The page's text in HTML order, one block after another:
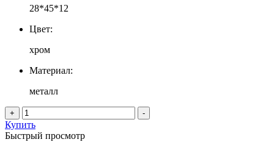
28*45*12
Цвет:
хром
Материал:
металл
+ -
Купить
Быстрый просмотр